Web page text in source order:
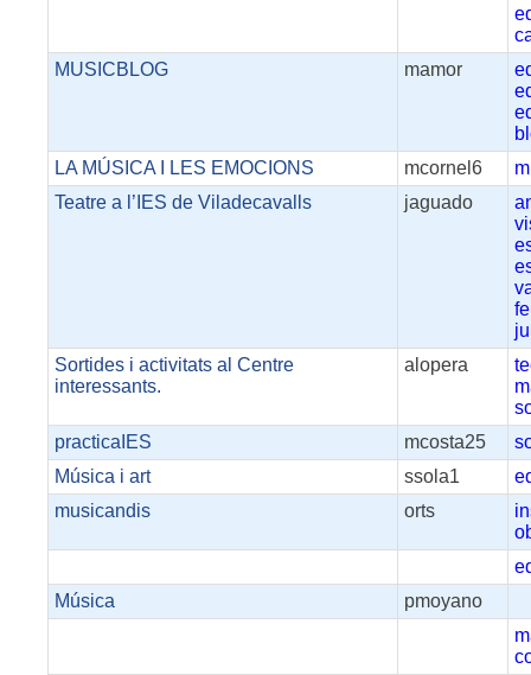
MUSICBLOG
mamor
LA MÚSICA I LES EMOCIONS
mcornel6
Teatre a l’IES de Viladecavalls
jaguado
Sortides i activitats al Centre
interessants.
alopera
practicaIES
mcosta25
Música i art
ssola1
musicandis
orts
Música
pmoyano